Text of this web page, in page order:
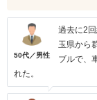
50代／男性
過去に2
玉県から
ブルで、
れた。